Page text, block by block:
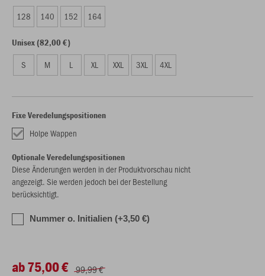
128 140 152 164
Unisex (82,00 €)
S M L XL XXL 3XL 4XL
Fixe Veredelungspositionen
Holpe Wappen
Optionale Veredelungspositionen
Diese Änderungen werden in der Produktvorschau nicht
angezeigt. Sie werden jedoch bei der Bestellung
berücksichtigt.
Nummer o. Initialien (+3,50 €)
ab 75,00 € 99,99 €